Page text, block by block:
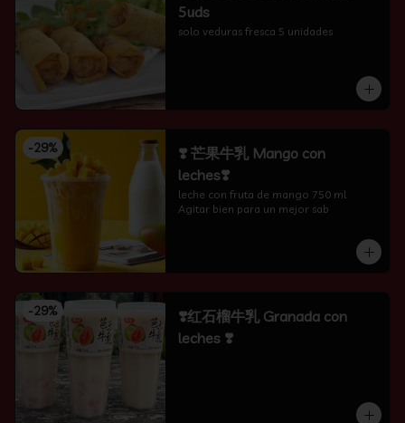
5uds
solo veduras fresca 5 unidades
-29%
❣️ 芒果牛乳 Mango con
leches❣️
leche con fruta de mango 750 ml
Agitar bien para un mejor sab
-29%
❣️红石榴牛乳 Granada con
leches ❣️